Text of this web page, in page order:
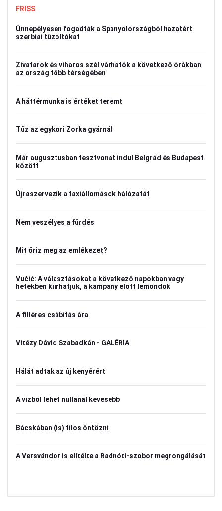
FRISS
Ünnepélyesen fogadták a Spanyolországból hazatért
szerbiai tűzoltókat
Zivatarok és viharos szél várhatók a következő órákban
az ország több térségében
A háttérmunka is értéket teremt
Tűz az egykori Zorka gyárnál
Már augusztusban tesztvonat indul Belgrád és Budapest
között
Újraszervezik a taxiállomások hálózatát
Nem veszélyes a fürdés
Mit őriz meg az emlékezet?
Vučić: A választásokat a következő napokban vagy
hetekben kiírhatjuk, a kampány előtt lemondok
A filléres csábítás ára
Vitézy Dávid Szabadkán - GALÉRIA
Hálát adtak az új kenyérért
A vízből lehet nullánál kevesebb
Bácskában (is) tilos öntözni
A Versvándor is elítélte a Radnóti-szobor megrongálását